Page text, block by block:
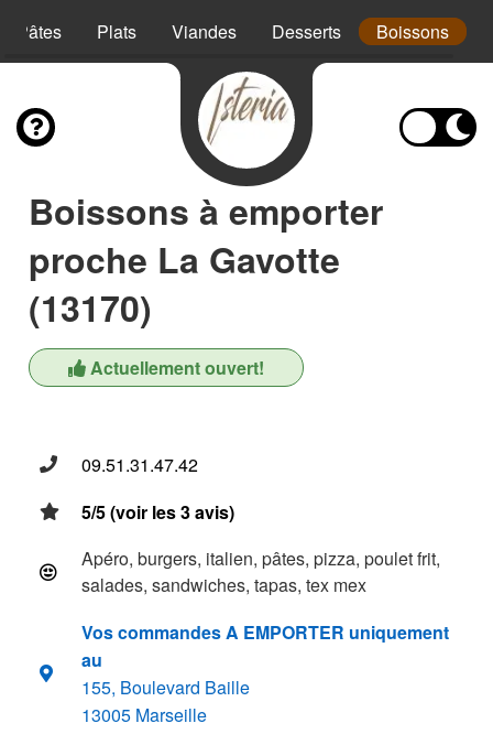
Pâtes Plats Viandes Desserts Boissons
Boissons à emporter
proche La Gavotte
(13170)
Actuellement ouvert!
09.51.31.47.42
5/5 (voir les 3 avis)
Apéro, burgers, italien, pâtes, pizza, poulet frit,
salades, sandwiches, tapas, tex mex
Vos commandes A EMPORTER uniquement
au
155, Boulevard Baille
13005 Marseille